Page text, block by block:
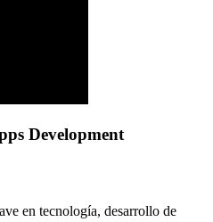
Development
en tecnología, desarrollo de